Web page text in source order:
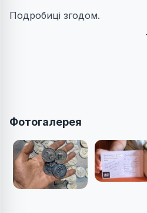
Подробиці згодом.
Фотогалерея